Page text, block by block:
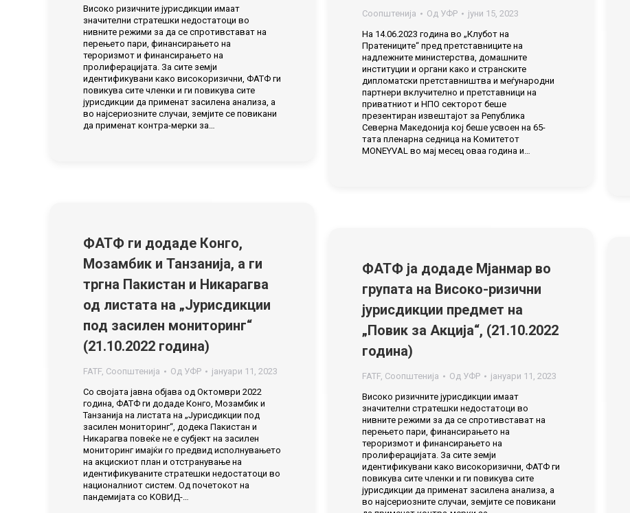
Соопштенија Од УФР
јуни 15, 2023
На 14.06.2023 година во „Клубот на
Пратениците“ пред претставниците на
надлежните министерства, домашните
институции и органи како и странските
дипломатски претставништва и меѓународни
партнери вклучително и претставници на
приватниот и НПО секторот беше
презентиран извештајот за Република
Северна Македонија кој беше усвоен на 65-
тата пленарна седница на Комитетот
MONEYVAL во мај месец оваа година и…
Високо ризичните јурисдикции имаат
значителни стратешки недостатоци во
нивните режими за да се спротивстават на
перењето пари, финансирањето на
тероризмот и финансирањето на
пролиферацијата. За сите земји
идентификувани како високоризични, ФАТФ ги
повикува сите членки и ги повикува сите
јурисдикции да применат засилена анализа, а
во најсериозните случаи, земјите се повикани
да применат контра-мерки за…
ФАТФ ги додаде Конго,
Мозамбик и Танзанија, а ги
тргна Пакистан и Никарагва
од листата на „Јурисдикции
под засилен мониторинг“
(21.10.2022 година)
FATF, Соопштенија Од УФР
јануари 11, 2023
Со својата јавна објава од Октомври 2022
година, ФАТФ ги додаде Конго, Мозамбик и
Танзанија на листата на „Јурисдикции под
засилен мониторинг“, додека Пакистан и
Никарагва повеќе не е субјект на засилен
мониторинг имајќи го предвид исполнувањето
на акцискиот план и отстранување на
идентификуваните стратешки недостатоци во
националниот систем. Од почетокот на
пандемијата со КОВИД-…
ФАТФ ја додаде Мјанмар во
групата на Високо-ризични
јурисдикции предмет на
„Повик за Акција“, (21.10.2022
година)
FATF, Соопштенија Од УФР
јануари 11, 2023
Високо ризичните јурисдикции имаат
значителни стратешки недостатоци во
нивните режими за да се спротивстават на
перењето пари, финансирањето на
тероризмот и финансирањето на
пролиферацијата. За сите земји
идентификувани како високоризични, ФАТФ ги
повикува сите членки и ги повикува сите
јурисдикции да применат засилена анализа, а
во најсериозните случаи, земјите се повикани